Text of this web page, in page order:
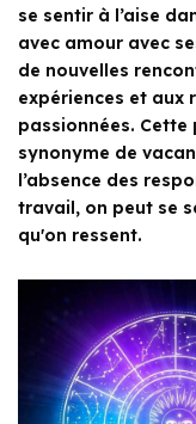
se sentir à l’aise
avec amour avec
de nouvelles
expériences et aux
passionnées. Cette
synonyme de
l’absence des
travail, on peut se
qu'on ressent.